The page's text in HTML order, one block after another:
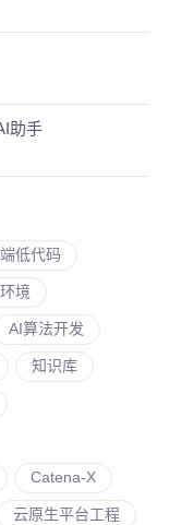
助手
低代码
境
AI算法开发
知识库
Catena-X
云原生平台工程